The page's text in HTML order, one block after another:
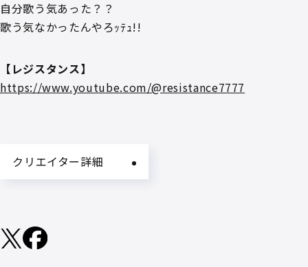
自分歌う気あった？？
歌う気なかったんやろｯﾃｭ!!
【レジスタンス】
https://www.youtube.com/@resistance7777
クリエイター詳細